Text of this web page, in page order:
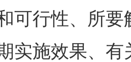
可行性、所
实施效果、